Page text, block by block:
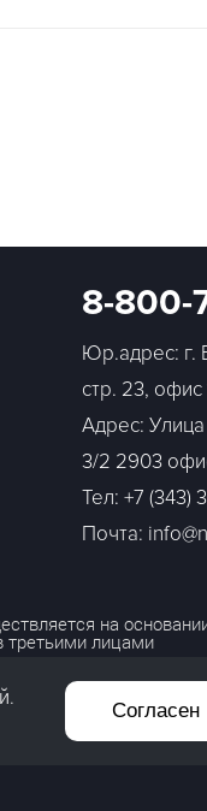
8-800-
Юр.адрес: г.
стр. 23, офис
Адрес:
3/2 2903
Тел: +7 (343)
Почта:
на
третьими лицами
Согласен